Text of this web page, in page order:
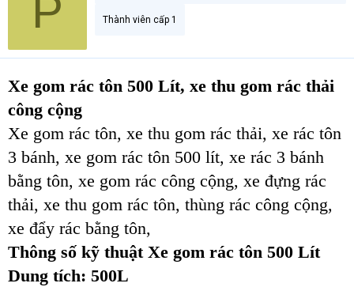
P Thành viên cấp 1
Xe gom rác tôn 500 Lít, xe thu gom rác thải
công cộng
Xe gom rác tôn, xe thu gom rác thải, xe rác tôn
3 bánh, xe gom rác tôn 500 lít, xe rác 3 bánh
bằng tôn, xe gom rác công cộng, xe đựng rác
thải, xe thu gom rác tôn, thùng rác công cộng,
xe đẩy rác bằng tôn,
Thông số kỹ thuật Xe gom rác tôn 500 Lít
Dung tích: 500L